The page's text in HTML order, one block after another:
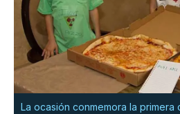
La ocasión conmemora la